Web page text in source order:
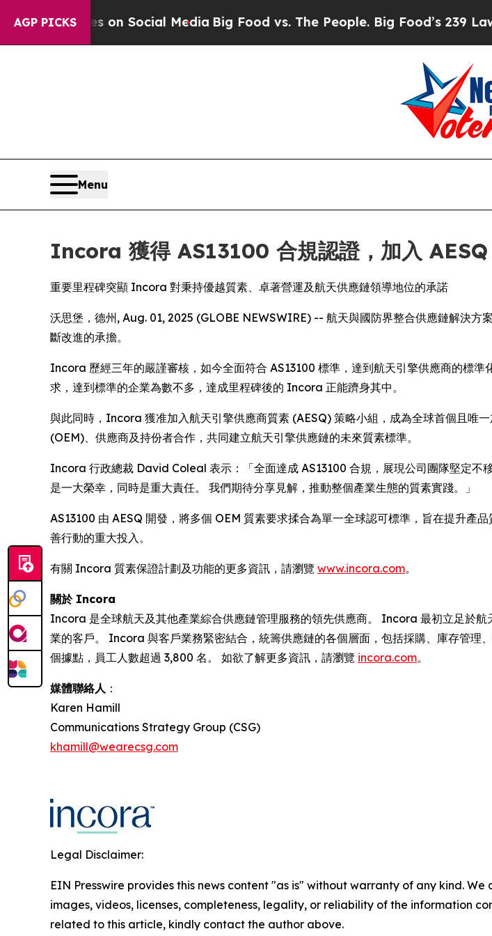
AGP PICKS
Messages on Social MediaBig Food vs. The People. Big Food’s 239
Menu
Incora 獲得 AS13100 合規認證，加入 AESQ
重要里程碑突顯 Incora 對秉持優越質素、卓著營運及航天供應鏈領導地位的承諾
沃思堡，德州, Aug. 01, 2025 (GLOBE NEWSWIRE) -- 航天與國防界整合供應鏈解決
斷改進的承擔。
Incora 歷經三年的嚴謹審核，如今全面符合 AS13100 標準，達到航天引擎供應商的標
求，達到標準的企業為數不多，達成里程碑後的 Incora 正能躋身其中。
與此同時，Incora 獲准加入航天引擎供應商質素 (AESQ) 策略小組，成為全球首個且唯
(OEM)、供應商及持份者合作，共同建立航天引擎供應鏈的未來質素標準。
Incora 行政總裁 David Coleal 表示：「全面達成 AS13100 合規，展現公司團隊堅定不
是一大榮幸，同時是重大責任。 我們期待分享見解，推動整個產業生態的質素實踐。」
AS13100 由 AESQ 開發，將多個 OEM 質素要求揉合為單一全球認可標準，旨在提升
善行動的重大投入。
有關 Incora 質素保證計劃及功能的更多資訊，請瀏覽 www.incora.com。
關於 Incora
Incora 是全球航天及其他產業綜合供應鏈管理服務的領先供應商。 Incora 最初立足於
業的客戶。 Incora 與客戶業務緊密結合，統籌供應鏈的各個層面，包括採購、庫存管理
個據點，員工人數超過 3,800 名。 如欲了解更多資訊，請瀏覽 incora.com。
媒體聯絡人 ：
Karen Hamill
Communications Strategy Group (CSG)
khamill@wearecsg.com
Legal Disclaimer:
EIN Presswire provides this news content "as is" without warranty of any kind.
images, videos, licenses, completeness, legality, or reliability of the information
related to this article, kindly contact the author above.